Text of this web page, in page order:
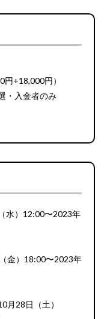
+18,000円）
・入金者のみ
水）12:00〜2023年
金）18:00〜2023年
月28日（土）